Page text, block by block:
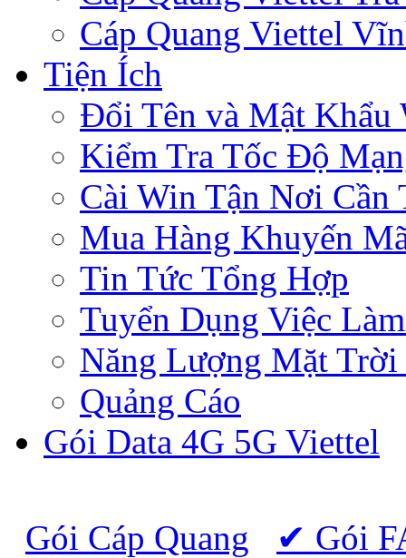
Cáp Quang Viettel
Tiện Ích
Đổi Tên và Mật Khẩu
Kiểm Tra Tốc Độ
Cài Win Tận Nơi Cần
Mua Hàng Khuyến
Tin Tức Tổng Hợp
Tuyển Dụng Việc
Năng Lượng Mặt
Quảng Cáo
Gói Data 4G 5G Viettel
Gói Cáp Quang ✔ Gói